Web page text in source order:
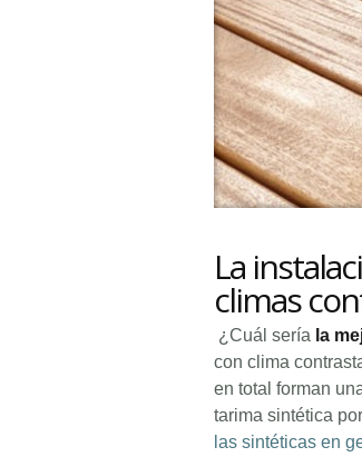
La
climas
¿Cuál sería la
con clima
en total forman
tarima sintética
las sintéticas en